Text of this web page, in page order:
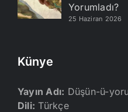
Yorumladı?
25 Haziran 2026
Künye
Yayın Adı: Düşün-ü-
Dili: Türkçe